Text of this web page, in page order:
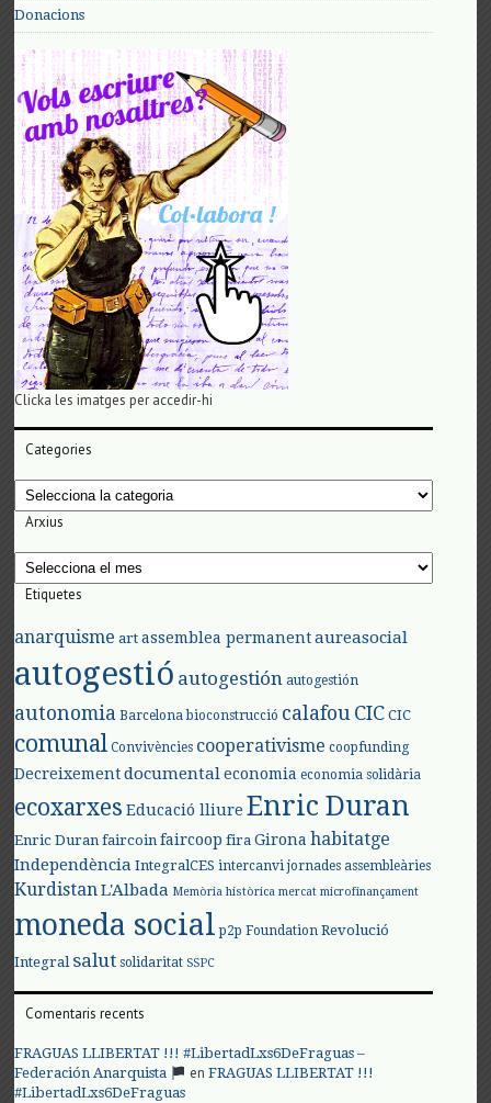
Donacions
Clicka les imatges per accedir-hi
Categories
Categories
Arxius
Arxius
Etiquetes
anarquisme art assemblea permanent aureasocial
autogestió autogestión autogestión
autonomia Barcelona bioconstrucció calafouCIC CIC
comunal Convivències cooperativisme coopfunding
Decreixement documental economia economia solidària
ecoxarxes Educació lliure Enric Duran
Enric Duran faircoin faircoop fira Girona habitatge
Independència IntegralCES intercanvi jornades assembleàries
KurdistanL'Albada Memòria històrica mercat microfinançament
moneda social p2p Foundation Revolució
Integral salut solidaritat SSPC
Comentaris recents
FRAGUAS LLIBERTAT !!! #LibertadLxs6DeFraguas –
Federación Anarquista
enFRAGUAS LLIBERTAT !!!
#LibertadLxs6DeFraguas